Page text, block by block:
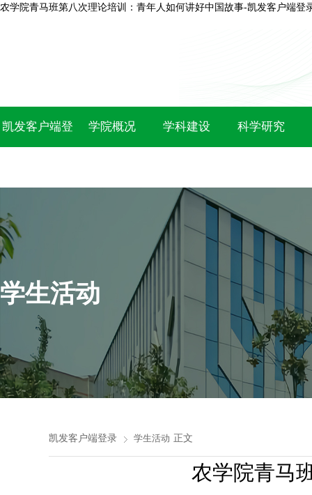
农学院青马班第八次理论培训：青年人如何讲好中国故事-凯发客户端登
凯发客户端登 学院概况 学科建设 科学研究
学生活动
凯发客户端登录 学生活动 正文
农学院青马